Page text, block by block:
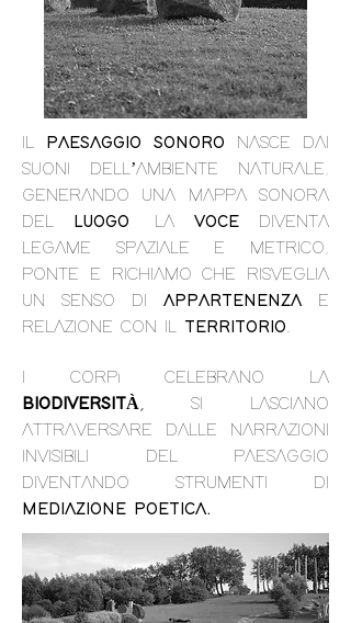
IL PAESAGGIO SONORO
NASCE DAI
SUONI DELL’AMBIENTE NATURALE,
GENERANDO UNA MAPPA SONORA
DEL
LUOGO LA VOCEDIVENTA
LEGAME SPAZIALE E METRICO,
PONTE E RICHIAMO CHE RISVEGLIA
UN SENSO DI APPARTENENZA
E
RELAZIONE CON IL TERRITORIO.
I CORPi
CELEBRANO LA
BIODIVERSITÀ, SI LASCIANO
ATTRAVERSARE DALLE NARRAZIONI
INVISIBILI DEL PAESAGGIO
DIVENTANDO STRUMENTI DI
MEDIAZIONE POETICA.